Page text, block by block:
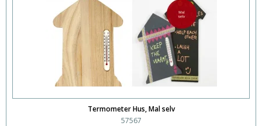
Termometer Hus, Mal selv
57567